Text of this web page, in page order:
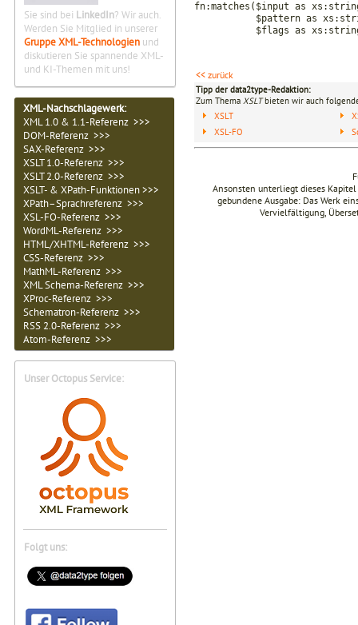
Sie sind bei LinkedIn? Wir auch.
Werden Sie Mitglied in unserer
Gruppe XML-Technologien und
diskutieren Sie spannende XML-
und KI-Themen mit uns!
XML-Nachschlagewerk:
XML 1.0 & 1.1-Referenz >>>
DOM-Referenz >>>
SAX-Referenz >>>
XSLT 1.0-Referenz >>>
XSLT 2.0-Referenz >>>
XSLT- & XPath-Funktionen >>>
XPath–Sprachreferenz >>>
XSL-FO-Referenz >>>
WordML-Referenz >>>
HTML/XHTML-Referenz >>>
CSS-Referenz >>>
MathML-Referenz >>>
XML Schema-Referenz >>>
XProc-Referenz >>>
Schematron-Referenz >>>
RSS 2.0-Referenz >>>
Atom-Referenz >>>
Unser Octopus Service:
Folgt uns:
fn:matches($input as
$pattern as
$flags as xs:string)
<< zurück
Tipp der data2type-Redaktion:
Zum Thema XSLTbieten wir auch
XSLT
XSL-FO
Ansonsten unterliegt dieses
gebundene Ausgabe: Das Werk
Vervielfältigung,